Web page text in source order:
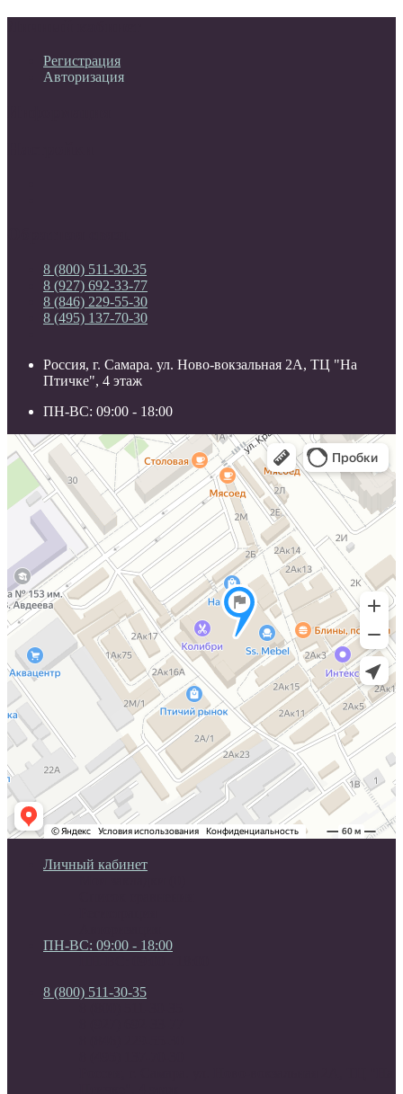
Регистрация
Авторизация
8 (800) 511-30-35
8 (927) 692-33-77
8 (846) 229-55-30
8 (495) 137-70-30
Россия, г. Самара. ул. Ново-вокзальная 2А, ТЦ "На
Птичке", 4 этаж
ПН-ВС: 09:00 - 18:00
Личный кабинет
ПН-ВС: 09:00 - 18:00
8 (800) 511-30-35